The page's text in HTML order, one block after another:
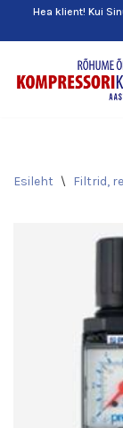
content
Hea klient! Kui
Esileht \ Filtrid,